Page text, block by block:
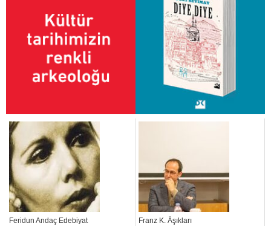
Feridun Andaç Edebiyat
Franz K. Âşıkları